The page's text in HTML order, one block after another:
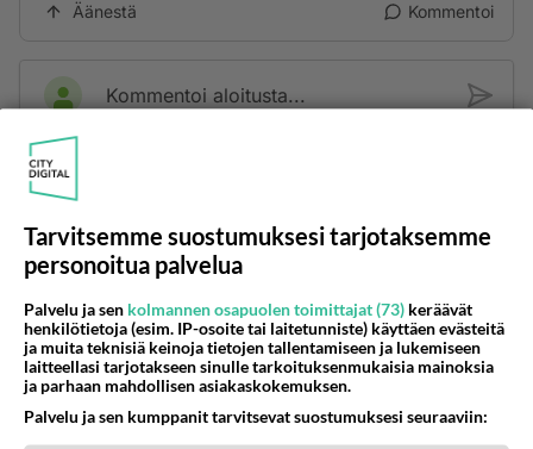
Äänestä Kommentoi
Kommentoi aloitusta...
Takaisin ylös
PÄIVÄ VIIKKO KUUKAUSI
Poliisi yritti murhata mopopojan
Nyt menee kissalan poikien touhu liian pitkälle! https://www.is.fi/kotimaa/art-2000012193221.html Karu video mopomiiti
2230
Tarvitsemme suostumuksesi tarjotaksemme
personoitua palvelua
Palvelu ja sen kolmannen osapuolen toimittajat (73) keräävät
henkilötietoja (esim. IP-osoite tai laitetunniste) käyttäen evästeitä
ja muita teknisiä keinoja tietojen tallentamiseen ja lukemiseen
laitteellasi tarjotakseen sinulle tarkoituksenmukaisia mainoksia
ja parhaan mahdollisen asiakaskokemuksen.
Palvelu ja sen kumppanit tarvitsevat suostumuksesi seuraaviin: